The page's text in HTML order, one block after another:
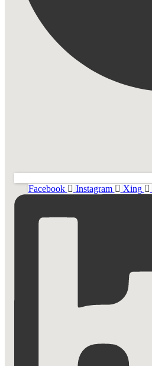
Facebook Instagram Xing